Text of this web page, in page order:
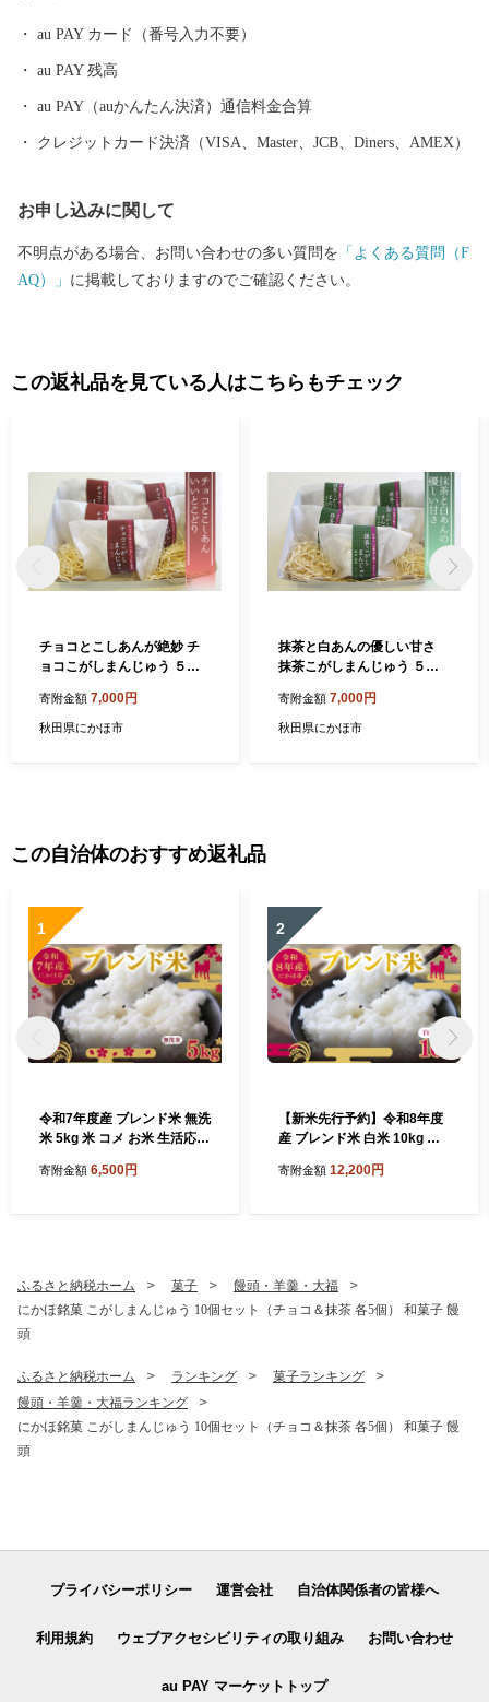
au PAY カード（番号入力不要）
au PAY 残高
au PAY（auかんたん決済）通信料金合算
クレジットカード決済（VISA、Master、JCB、Diners、AMEX）
お申し込みに関して
不明点がある場合、お問い合わせの多い質問を 「よくある質問（F
AQ）」 に掲載しておりますのでご確認ください。
この返礼品を見ている人はこちらもチェック
チョコとこしあんが絶妙 チ
ョコこがしまんじゅう ５個
寄附金額 7,000円
秋田県にかほ市
抹茶と白あんの優しい甘さ
抹茶こがしまんじゅう ５個
寄附金額 7,000円
秋田県にかほ市
この自治体のおすすめ返礼品
1
令和7年度産 ブレンド米 無洗
米 5kg 米 コメ お米 生活応援
産 秋田 にかほ
寄附金額 6,500円
2
【新米先行予約】令和8年度
産 ブレンド米 白米 10kg 精
おこめ ご飯 ごはん 秋田県産
寄附金額 12,200円
ふるさと納税ホーム 菓子
饅頭・羊羹・大福
にかほ銘菓 こがしまんじゅう 10個セット（チョコ＆抹茶 各5個） 和菓子 饅
頭
ふるさと納税ホーム ランキング
菓子ランキング
饅頭・羊羹・大福ランキング
にかほ銘菓 こがしまんじゅう 10個セット（チョコ＆抹茶 各5個） 和菓子 饅
頭
プライバシーポリシー 運営会社 自治体関係者の皆様へ
利用規約 ウェブアクセシビリティの取り組み お問い合わせ
au PAY マーケットトップ